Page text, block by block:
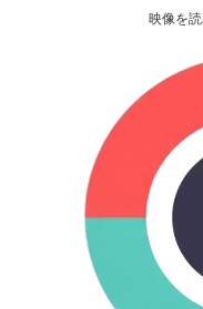
映像を